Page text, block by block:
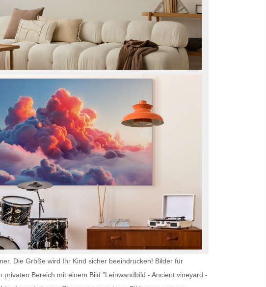
Die Größe wird Ihr Kind sicher beeindrucken! Bilder für
privaten Bereich mit einem Bild "Leinwandbild - Ancient vineyard -